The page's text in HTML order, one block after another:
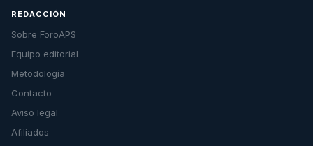
REDACCIÓN
Sobre ForoAPS
Equipo editorial
Metodología
Contacto
Aviso legal
Afiliados